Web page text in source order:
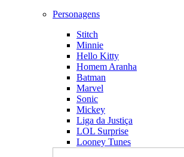
Personagens
Stitch
Minnie
Hello Kitty
Homem Aranha
Batman
Marvel
Sonic
Mickey
Liga da Justiça
LOL Surprise
Looney Tunes